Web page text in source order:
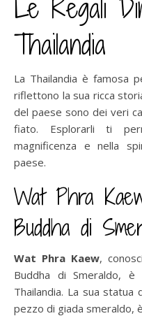
Le Regali
Thailandia
La Thailandia è famosa
riflettono la sua ricca
del paese sono dei veri
fiato. Esplorarli ti
magnificenza e nella
paese.
Wat Phra
Buddha di
Wat Phra Kaew,
Buddha di Smeraldo,
Thailandia. La sua statua
pezzo di giada smeraldo,